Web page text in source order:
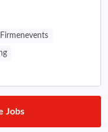
Firmenevents
Jobs